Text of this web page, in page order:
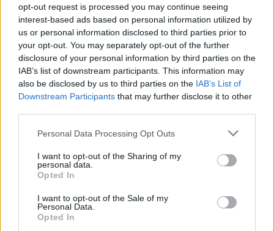
opt-out request is processed you may continue seeing
interest-based ads based on personal information utilized by
us or personal information disclosed to third parties prior to
your opt-out. You may separately opt-out of the further
disclosure of your personal information by third parties on the
IAB’s list of downstream participants. This information may
also be disclosed by us to third parties on the IAB’s List of
Downstream Participants that may further disclose it to other
Personal Data Processing Opt Outs
I want to opt-out of the Sharing of my
personal data.
Opted In
I want to opt-out of the Sale of my
Personal Data.
Opted In
laulajana ja lauluntekijänä Eva
Info
Lähetä uutisvinkki
RSS-ohje
Yhteistyössä
Tyyliniekka
Lifestyle
Matkailu
Viihde